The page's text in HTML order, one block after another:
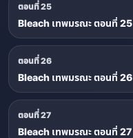
ตอนที่ 25
Bleach เทพมรณะ ตอนที่ 25
ตอนที่ 26
Bleach เทพมรณะ ตอนที่ 26
ตอนที่ 27
Bleach เทพมรณะ ตอนที่ 27